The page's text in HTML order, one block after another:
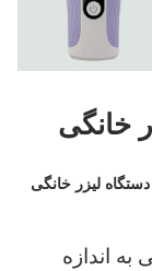
خانگی
لیزر خانگی
اندازه